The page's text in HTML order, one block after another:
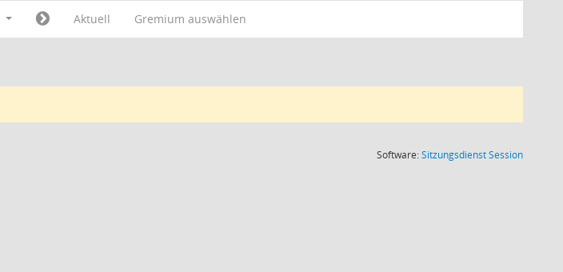
Aktuell Gremium auswählen
Software:SitzungsdienstSession(Wird in